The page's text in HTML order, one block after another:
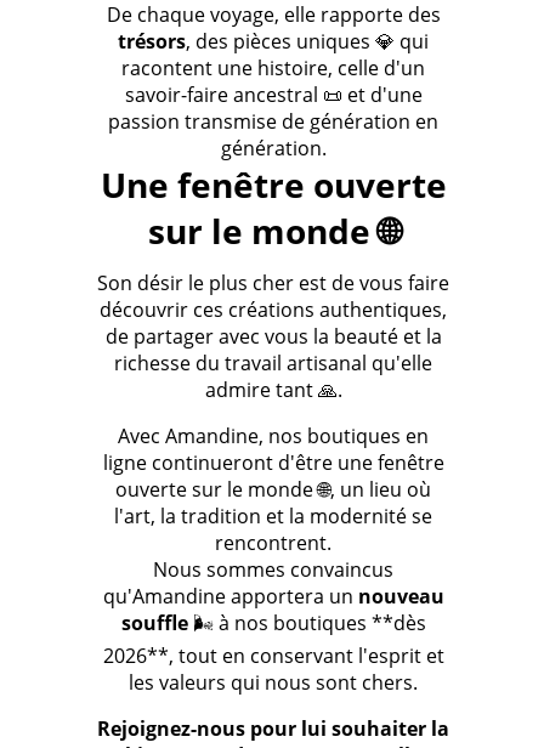
De chaque voyage, elle rapporte des
trésors, des pièces uniques 💎 qui
racontent une histoire, celle d'un
savoir-faire ancestral 📜 et d'une
passion transmise de génération en
génération.
Une fenêtre ouverte
sur le monde 🌐
Son désir le plus cher est de vous faire
découvrir ces créations authentiques,
de partager avec vous la beauté et la
richesse du travail artisanal qu'elle
admire tant 🙏.
Avec Amandine, nos boutiques en
ligne continueront d'être une fenêtre
ouverte sur le monde 🌐, un lieu où
l'art, la tradition et la modernité se
rencontrent.
Nous sommes convaincus
qu'Amandine apportera un nouveau
souffle🌬️ à nos boutiques **dès
2026**, tout en conservant l'esprit et
les valeurs qui nous sont chers.
Rejoignez-nous pour lui souhaiter la